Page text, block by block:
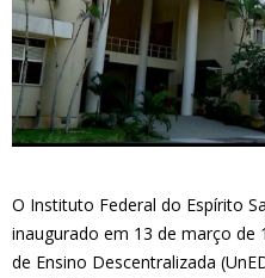
O Instituto Federal do Espírito
inaugurado em 13 de março de
de Ensino Descentralizada